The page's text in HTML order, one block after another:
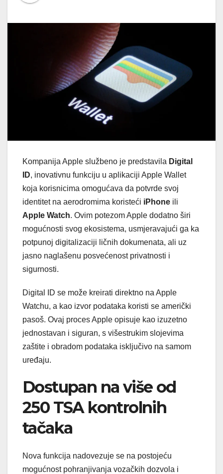
Kompanija Apple službeno je predstavila Digital
ID, inovativnu funkciju u aplikaciji Apple Wallet
koja korisnicima omogućava da potvrde svoj
identitet na aerodromima koristeći iPhone ili
Apple Watch. Ovim potezom Apple dodatno širi
mogućnosti svog ekosistema, usmjeravajući ga ka
potpunoj digitalizaciji ličnih dokumenata, ali uz
jasno naglašenu posvećenost privatnosti i
sigurnosti.
Digital ID se može kreirati direktno na Apple
Watchu, a kao izvor podataka koristi se američki
pasoš. Ovaj proces Apple opisuje kao izuzetno
jednostavan i siguran, s višestrukim slojevima
zaštite i obradom podataka isključivo na samom
uređaju.
Dostupan na više od
250 TSA kontrolnih
tačaka
Nova funkcija nadovezuje se na postojeću
mogućnost pohranjivanja vozačkih dozvola i